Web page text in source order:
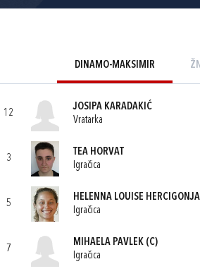
DINAMO-MAKSIMIR
12
JOSIPA KARADAKIĆ
Vratarka
3
TEA HORVAT
Igračica
5
HELENNA LOUISE
Igračica
7
MIHAELA PAVLEK (C)
Igračica